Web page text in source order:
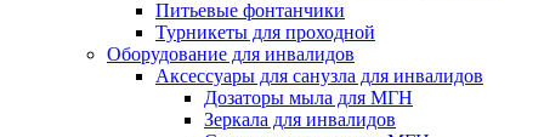
Питьевые фонтанчики
Турникеты для проходной
Оборудование для инвалидов
Аксессуары для санузла для инвалидов
Дозаторы мыла для МГН
Зеркала для инвалидов